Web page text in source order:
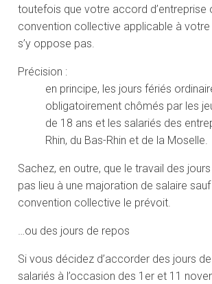
toutefois que votre accord d’entreprise
convention collective applicable à votre
s’y oppose pas.
Précision :
en principe, les jours fériés
obligatoirement chômés par les
de 18 ans et les salariés des
Rhin, du Bas-Rhin et de la Moselle.
Sachez, en outre, que le travail des
pas lieu à une majoration de salaire
convention collective le prévoit.
…ou des jours de repos
Si vous décidez d’accorder des jours
salariés à l’occasion des 1er et 11